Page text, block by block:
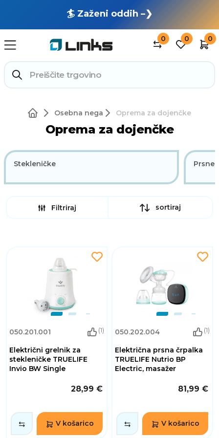
🏄 Zaženi oddih –❯
0 0 0
Osebna nega Oprema za dojenčke
Oprema za dojenčke
Stekleničke Prsne
Filtriraj sortiraj
050.201.001 (1)
Električni grelnik za
stekleničke TRUELIFE
Invio BW Single
28,99 €
V košarico
050.202.004 (1)
Električna prsna črpalka
TRUELIFE Nutrio BP
Electric, masažer
81,99 €
V košarico